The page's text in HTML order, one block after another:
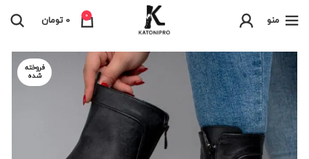
منو 0
0 تومان
فروخته
شده